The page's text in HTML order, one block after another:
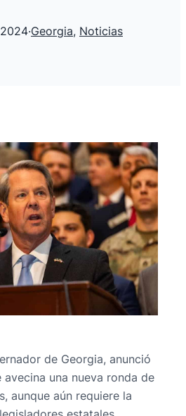
·Georgia, Noticias
de Georgia, anunció
una nueva ronda de
aunque aún requiere la